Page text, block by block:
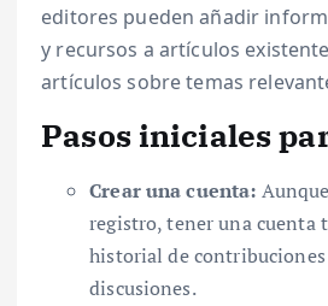
editores pueden añadir
y recursos a artículos
artículos sobre temas
Pasos iniciales
Crear una cuenta:
registro, tener una cuenta
historial de
discusiones.